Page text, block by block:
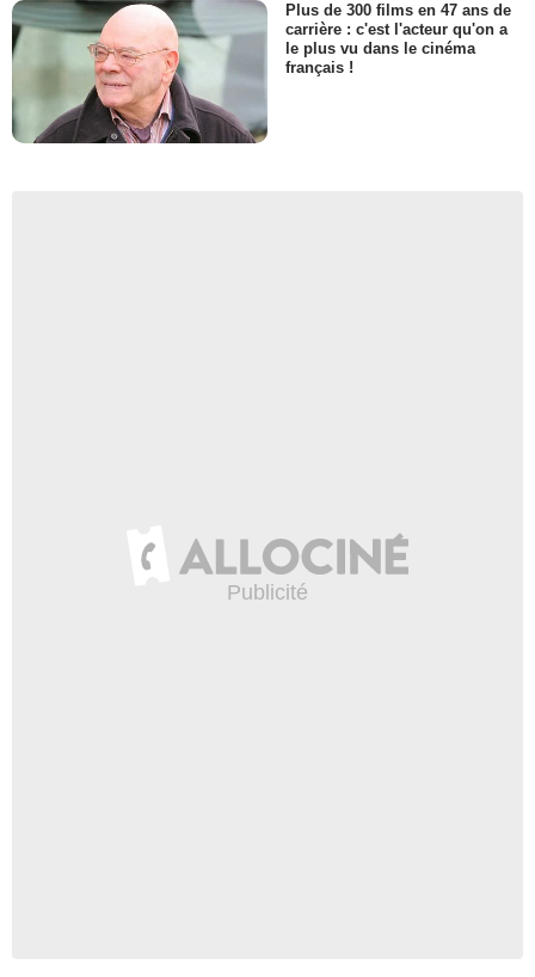
Plus de 300 films en 47 ans de
carrière : c'est l'acteur qu'on a
le plus vu dans le cinéma
français !